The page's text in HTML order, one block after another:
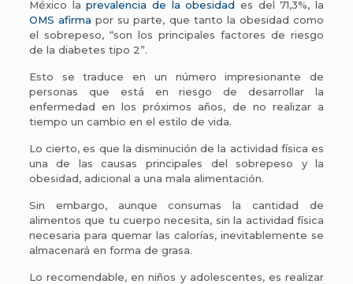
México laprevalencia de la obesidad es del 71,3%, la
OMS afirma por su parte, que tanto la obesidad como
el sobrepeso, “son los principales factores de riesgo
de la diabetes tipo 2”.
Esto se traduce en un número impresionante de
personas que está en riesgo de desarrollar la
enfermedad en los próximos años, de no realizar a
tiempo un cambio en el estilo de vida.
Lo cierto, es que la disminución de la actividad física es
una de las causas principales del sobrepeso y la
obesidad, adicional a una mala alimentación.
Sin embargo, aunque consumas la cantidad de
alimentos que tu cuerpo necesita, sin la actividad física
necesaria para quemar las calorías, inevitablemente se
almacenará en forma de grasa.
Lo recomendable, en niños y adolescentes, es realizar